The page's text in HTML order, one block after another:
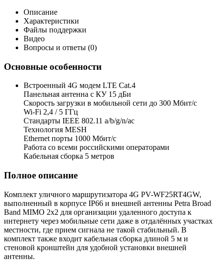
Описание
Характеристики
Файлы поддержки
Видео
Вопросы и ответы (0)
Основные особенности
Встроенный 4G модем LTE Cat.4
Панельная антенна с КУ 15 дБи
Скорость загрузки в мобильной сети до 300 Мбит/с
Wi-Fi 2,4 / 5 ГГц
Стандарты IEEE 802.11 a/b/g/n/ac
Технология MESH
Ethernet порты 1000 Мбит/с
Работа со всеми российскими операторами
Кабельная сборка 5 метров
Полное описание
Комплект уличного маршрутизатора 4G PV-WF25RT4GW,
выполненный в корпусе IP66 и внешней антенны Petra Broad
Band MIMO 2x2 для организации удаленного доступа к
интернету через мобильные сети даже в отдалённых участках
местности, где прием сигнала не такой стабильный. В
комплект также входит кабельная сборка длиной 5 м и
стеновой кронштейн для удобной установки внешней
антенны.